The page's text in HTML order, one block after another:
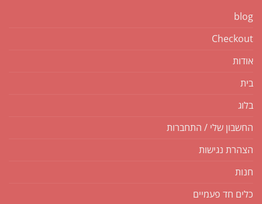
blog
Checkout
אודות
בית
בלוג
החשבון שלי / התחברות
הצהרת נגישות
חנות
כלים חד פעמיים